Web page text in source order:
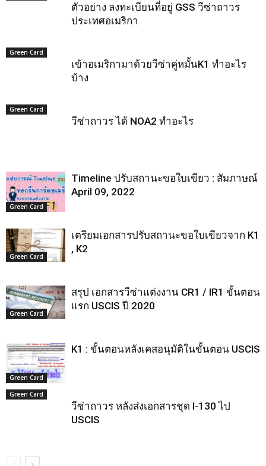
ตัวอย่าง ลงทะเบียนที่อยู่ GSS วีซ่าถาวร
ประเทศอเมริกา
Green Card
เข้าอเมริกามาด้วยวีซ่าคู่หมั้นK1 ทำอะไร
บ้าง
Green Card
วีซ่าถาวร ได้ NOA2 ทำอะไร
Green Card
Timeline ปรับสถานะขอใบเขียว : สัมภาษณ์
April 09, 2022
Green Card
เตรียมเอกสารปรับสถานะขอใบเขียวจาก K1
, K2
Green Card
สรุป เอกสารวีซ่าแต่งงาน CR1 / IR1 ขั้นตอน
แรก USCIS ปี 2020
Green Card
K1 : ขั้นตอนหลังเคสอนุมัติในขั้นตอน USCIS
Green Card
วีซ่าถาวร หลังส่งเอกสารชุด I-130 ไป
USCIS